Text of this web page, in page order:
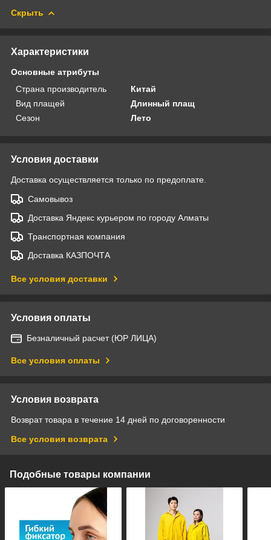
Скрыть
Характеристики
Основные атрибуты
Страна производитель
Китай
Вид плащей
Длинный плащ
Сезон
Лето
Условия доставки
Доставка осуществляется только по предоплате.
Самовывоз
Доставка Яндекс курьером по городу Алматы
Транспортная компания
Доставка КАЗПОЧТА
Все условия доставки
Условия оплаты
Безналичный расчет (ЮР ЛИЦА)
Все условия оплаты
Условия возврата
Возврат товара в течение 14 дней по договоренности
Все условия возврата
Подобные товары компании